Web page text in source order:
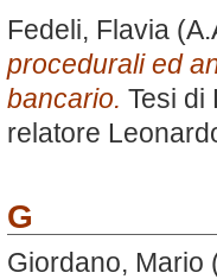
Fedeli, Flavia
procedurali ed
bancario. Tesi
relatore
G
Giordano, Mario